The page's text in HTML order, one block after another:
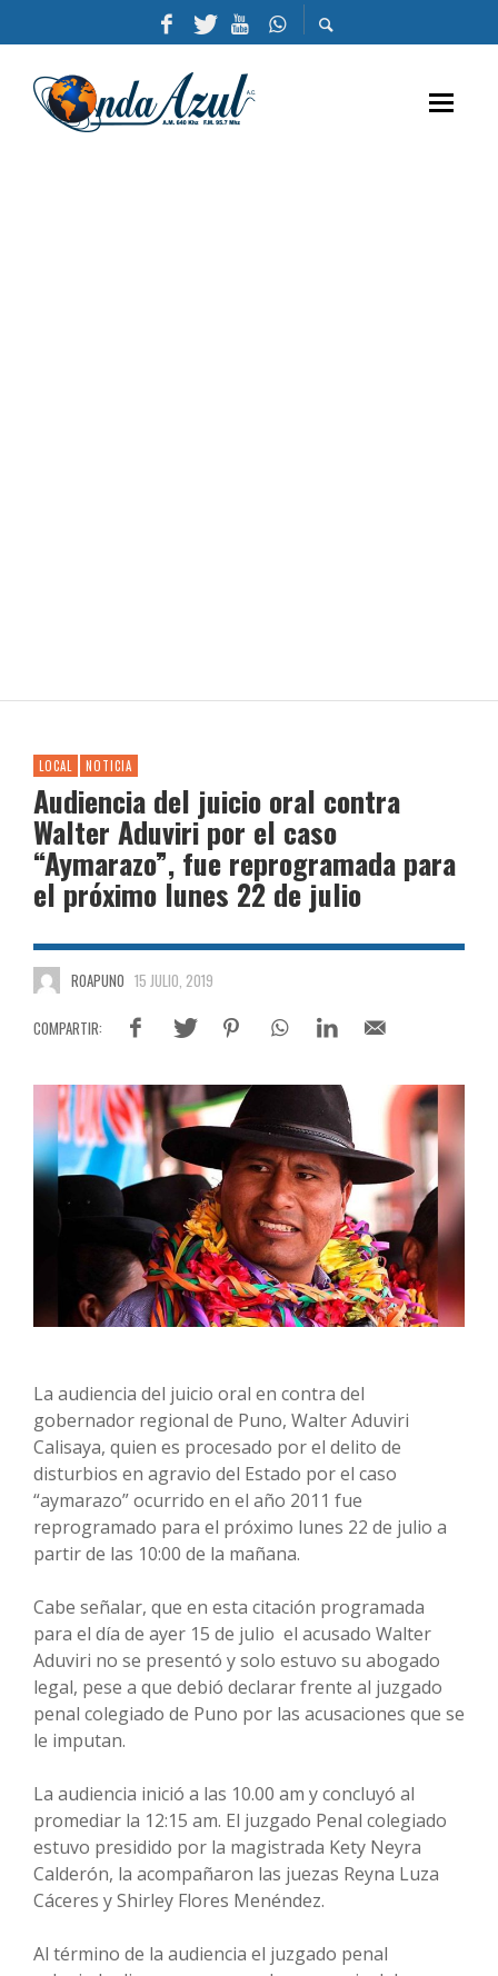
LOCAL NOTICIA
Audiencia del juicio oral contra
Walter Aduviri por el caso
“Aymarazo”, fue reprogramada para
el próximo lunes 22 de julio
ROAPUNO 15 JULIO, 2019
La audiencia del juicio oral en contra del
gobernador regional de Puno, Walter Aduviri
Calisaya, quien es procesado por el delito de
disturbios en agravio del Estado por el caso
“aymarazo” ocurrido en el año 2011 fue
reprogramado para el próximo lunes 22 de julio a
partir de las 10:00 de la mañana.
Cabe señalar, que en esta citación programada
para el día de ayer 15 de julio el acusado Walter
Aduviri no se presentó y solo estuvo su abogado
legal, pese a que debió declarar frente al juzgado
penal colegiado de Puno por las acusaciones que se
le imputan.
La audiencia inició a las 10.00 am y concluyó al
promediar la 12:15 am. El juzgado Penal colegiado
estuvo presidido por la magistrada Kety Neyra
Calderón, la acompañaron las juezas Reyna Luza
Cáceres y Shirley Flores Menéndez.
Al término de la audiencia el juzgado penal